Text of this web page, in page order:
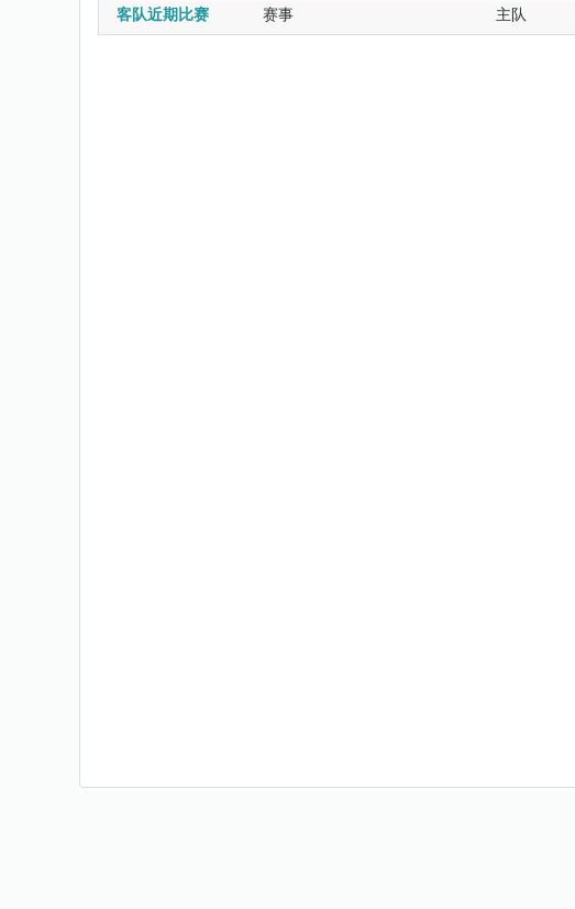
客队近期比赛 赛事 主队